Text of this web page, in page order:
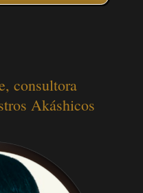
consultora
Akáshicos